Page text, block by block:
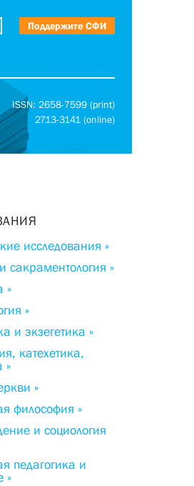
Поддержите СФИ
ISSN: 2658-7599 (print)
2713-3141 (online)
исследования »
сакраментология »
»
»
и экзегетика »
катехетика,
»
»
философия »
и социология
педагогика и
»